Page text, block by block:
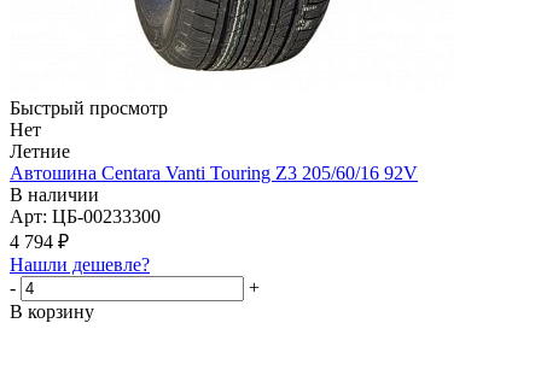
Быстрый просмотр
Нет
Летние
Автошина Centara Vanti Touring Z3 205/60/16 92V
В наличии
Арт: ЦБ-00233300
4 794 ₽
Нашли дешевле?
-
+
В корзину